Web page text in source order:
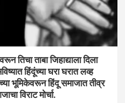
तिचा ताबा जिहाद्याला दिला
हिंदूंच्या घरा घरात लव्ह
भूमिकेवरून हिंदू समाजात तीव्र
विराट मोर्चा.